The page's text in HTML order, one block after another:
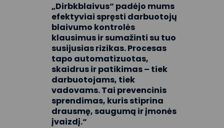
„Dirbkblaivus“ padėjo mums
efektyviai spręsti darbuotojų
blaivumo kontrolės
klausimus ir sumažinti su tuo
susijusias rizikas. Procesas
tapo automatizuotas,
skaidrus ir patikimas – tiek
darbuotojams, tiek
vadovams. Tai prevencinis
sprendimas, kuris stiprina
drausmę, saugumą ir įmonės
įvaizdį.“